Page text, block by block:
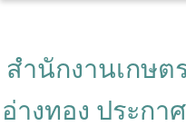
สำนักงานเกษ
อ่างทอง ประก